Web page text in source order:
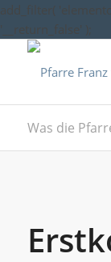
add_filter(
'__return_false' );
Was die